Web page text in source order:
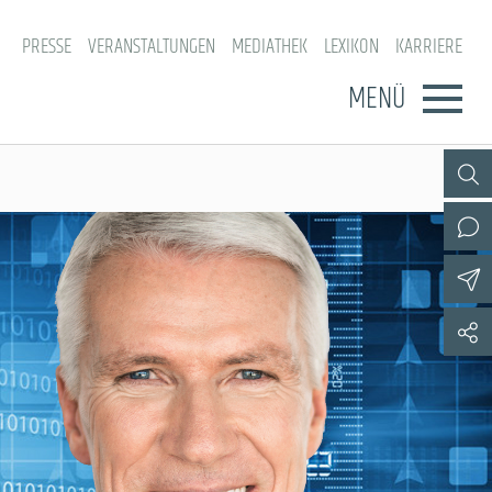
PRESSE VERANSTALTUNGEN MEDIATHEK LEXIKON KARRIERE
MENÜ